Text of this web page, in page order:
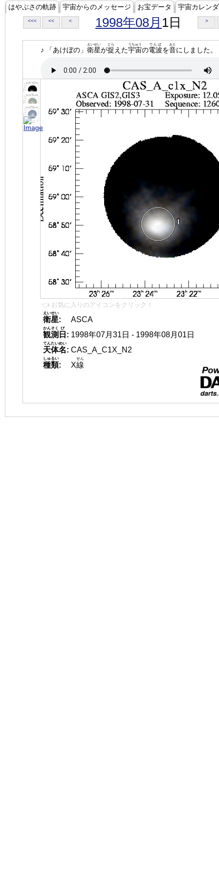
はやぶさの軌跡 宇宙からのメッセージ お宝データ 宇宙カレン
<<< << < 1998年08月 1日 >
♪ 「あけぼの」 衛星
えいせい
が捉
とら
えた宇宙
うちゅう
の電波
でんぱ
を音
おと
にしました。
👈 お気に入りのアイコンをクリック！
衛星
えいせい
:
ASCA
観測
かんそく
日
び
: 1998年07月31日 - 1998年08月01日
天体名
てんたいめい
: CAS_A_C1X_N2
種類
しゅるい
: X線
せん